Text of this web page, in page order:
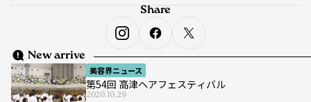
New arrive
美容界ニュース
第54回 高津ヘアフェスティバル
2020.10.29
Share